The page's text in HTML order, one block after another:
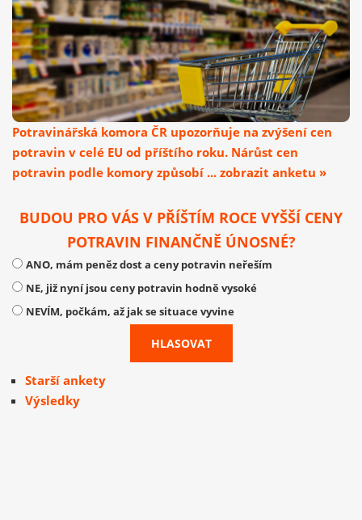
Potravinářská komora ČR upozorňuje na zvýšení cen
potravin v celé EU od příštího roku. Nárůst cen
potravin podle komory způsobí ... zobrazit anketu »
BUDOU PRO VÁS V PŘÍŠTÍM ROCE VYŠŠÍ CENY
POTRAVIN FINANČNĚ ÚNOSNÉ?
ANO, mám peněz dost a ceny potravin neřeším
NE, již nyní jsou ceny potravin hodně vysoké
NEVÍM, počkám, až jak se situace vyvine
Starší ankety
Výsledky